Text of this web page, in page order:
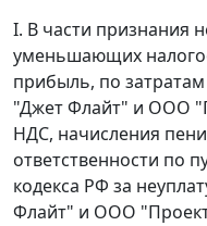
I. В части признания
уменьшающих
прибыль, по
"Джет Флайт" и ООО
НДС, начисления
ответственности по
кодекса РФ за
Флайт" и ООО